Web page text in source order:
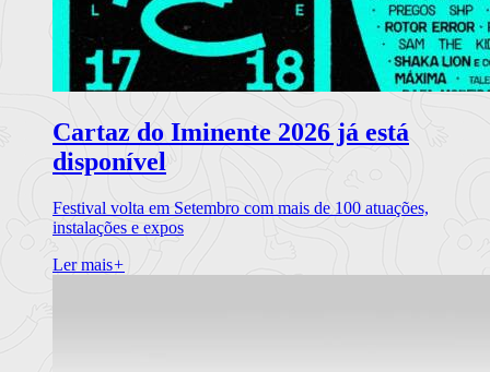
Cartaz do Iminente 2026 já está
disponível
Festival volta em Setembro com mais de 100 atuações,
instalações e expos
Ler mais+